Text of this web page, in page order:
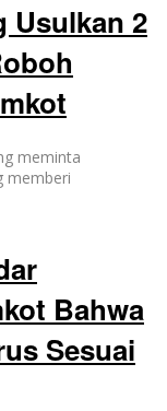
Usulkan 2
meminta
memberi
Bahwa
Sesuai